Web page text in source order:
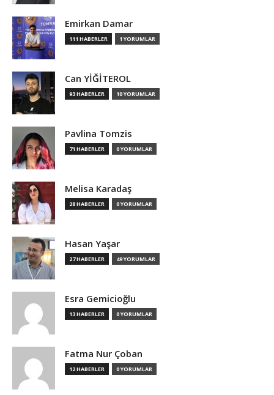
Emirkan Damar
111 HABERLER 1 YORUMLAR
Can YİĞİTEROL
93 HABERLER 10 YORUMLAR
Pavlina Tomzis
71 HABERLER 0 YORUMLAR
Melisa Karadaş
28 HABERLER 0 YORUMLAR
Hasan Yaşar
27 HABERLER 49 YORUMLAR
Esra Gemicioğlu
13 HABERLER 0 YORUMLAR
Fatma Nur Çoban
12 HABERLER 0 YORUMLAR